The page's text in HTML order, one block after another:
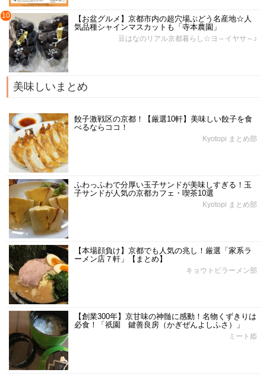
10
【お盆グルメ】京都市内の超穴場ぶどう名産地☆人
気品種シャインマスカットも「寺本農園」
豆はなのリアル京都暮らし☆ヨ～イヤサ～♪
美味しいまとめ
餃子激戦区の京都！【厳選10軒】美味しい餃子を食
べるならココ！
Kyotopi まとめ部
ふわっふわで分厚い玉子サンドが美味しすぎる！玉
子サンドが人気の京都カフェ・喫茶10選
Kyotopi まとめ部
【本場顔負け】京都でも人気の兆し！厳選「家系ラ
ーメン店７軒」【まとめ】
キョウトピラーメン部
【創業300年】京甘味の神髄に感動！名物くずきりは
必食！「祇園 鍵善良房（かぎぜんよしふさ）」
ミート姫